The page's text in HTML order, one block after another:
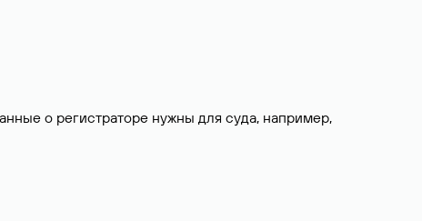
о регистраторе нужны для суда, например,